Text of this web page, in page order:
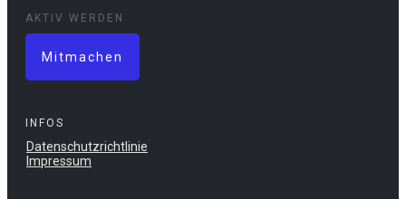
AKTIV WERDEN
Mitmachen
INFOS
Datenschutzrichtlinie
Impressum